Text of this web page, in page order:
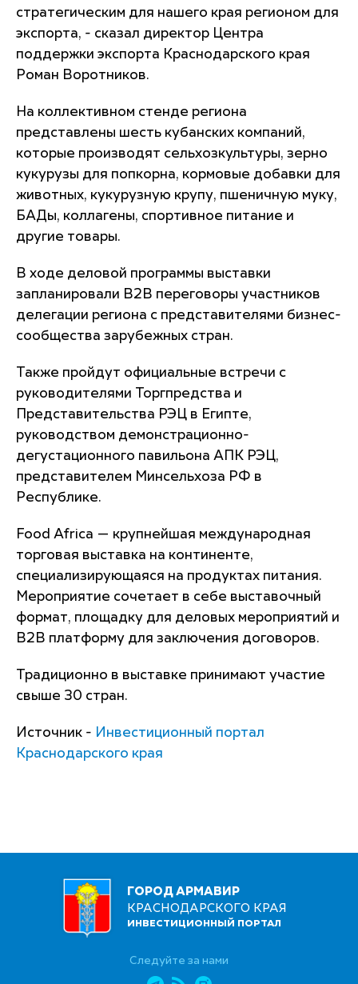
стратегическим для нашего края регионом для
экспорта, - сказал директор Центра
поддержки экспорта Краснодарского края
Роман Воротников.
На коллективном стенде региона
представлены шесть кубанских компаний,
которые производят сельхозкультуры, зерно
кукурузы для попкорна, кормовые добавки для
животных, кукурузную крупу, пшеничную муку,
БАДы, коллагены, спортивное питание и
другие товары.
В ходе деловой программы выставки
запланировали В2В переговоры участников
делегации региона с представителями бизнес-
сообщества зарубежных стран.
Также пройдут официальные встречи с
руководителями Торгпредства и
Представительства РЭЦ в Египте,
руководством демонстрационно-
дегустационного павильона АПК РЭЦ,
представителем Минсельхоза РФ в
Республике.
Food Africa — крупнейшая международная
торговая выставка на континенте,
специализирующаяся на продуктах питания.
Мероприятие сочетает в себе выставочный
формат, площадку для деловых мероприятий и
B2B платформу для заключения договоров.
Традиционно в выставке принимают участие
свыше 30 стран.
Источник - Инвестиционный портал
Краснодарского края
ГОРОД АРМАВИР
КРАСНОДАРСКОГО КРАЯ
ИНВЕСТИЦИОННЫЙ ПОРТАЛ
Следуйте за нами